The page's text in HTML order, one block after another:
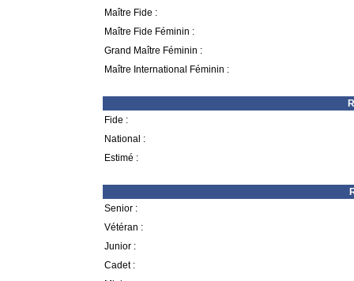
Maître Fide :
Maître Fide Féminin :
Grand Maître Féminin :
Maître International Féminin :
Fide :
National :
Estimé :
Senior :
Vétéran :
Junior :
Cadet :